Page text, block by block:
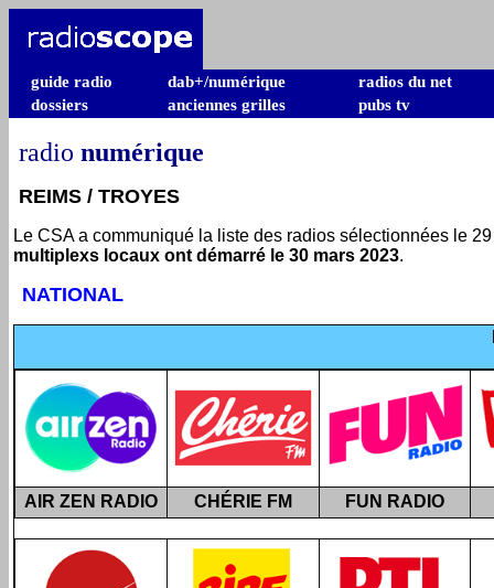
guide radio dab+/numérique
radios du net
dossiers
anciennes grilles pubs tv
radio numérique
REIMS / TROYES
Le CSA a communiqué la liste des radios sélectionnées le
multiplexs locaux ont démarré le 30 mars 2023.
NATIONAL
AIR ZEN RADIO CHÉRIE FM FUN RADIO